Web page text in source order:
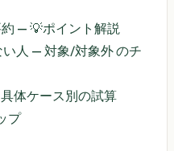
— 💡ポイント解説
人 — 対象/対象外 のチ
体ケース別の試算
プ